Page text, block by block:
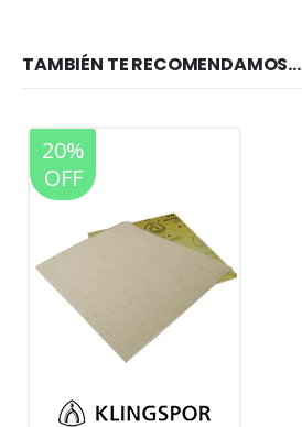
TAMBIÉN TE RECOMENDAMOS…
20%
OFF